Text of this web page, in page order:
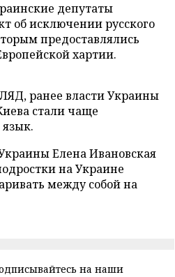
депутаты
об исключении русского
предоставлялись
хартии.
ранее власти Украины
стали чаще
язык.
Елена Ивановская
на Украине
между собой на
на наши